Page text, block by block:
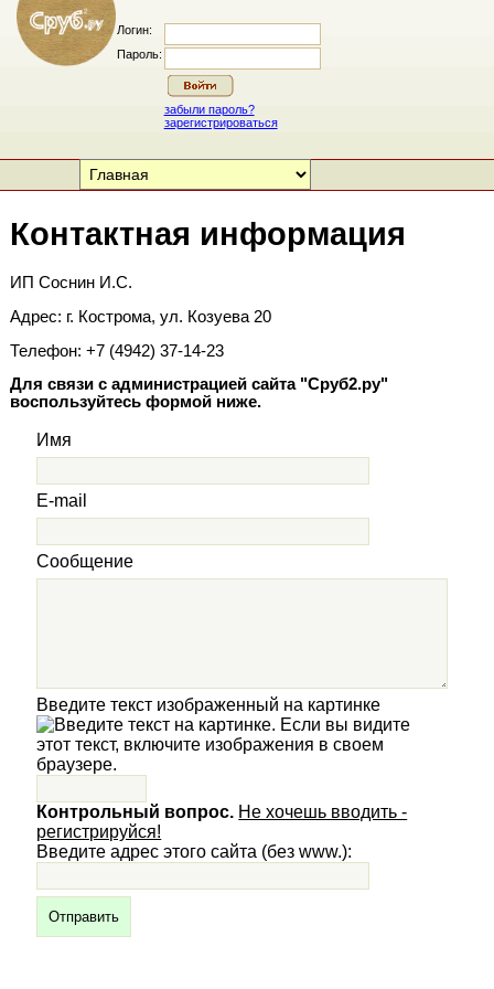
Логин:
Пароль:
забыли пароль?
зарегистрироваться
Контактная информация
ИП Соснин И.С.
Адрес: г. Кострома, ул. Козуева 20
Телефон: +7 (4942) 37-14-23
Для связи с администрацией сайта "Сруб2.ру"
воспользуйтесь формой ниже.
Имя
E-mail
Сообщение
Введите текст изображенный на картинке
Контрольный вопрос. Не хочешь вводить -
регистрируйся!
Введите адрес этого сайта (без www.):